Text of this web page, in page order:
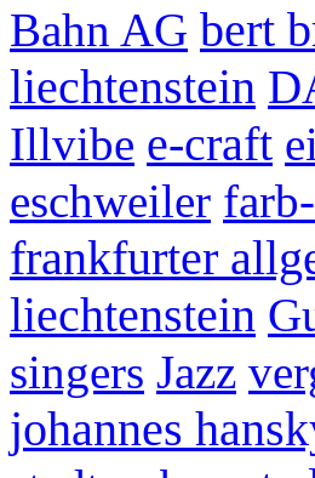
Bahn AG bert
liechtenstein
Illvibe e-craft
eschweiler
frankfurter
liechtenstein
singers Jazz
johannes